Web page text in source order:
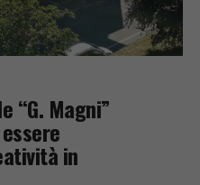
“G. Magni”
in